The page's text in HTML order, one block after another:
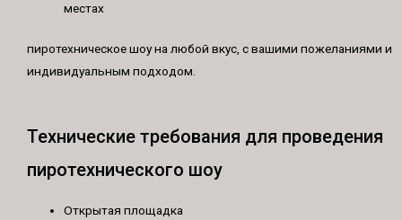
местах
пиротехническое шоу на любой вкус, с вашими пожеланиями и
индивидуальным подходом.
Технические требования для проведения
пиротехнического шоу
Открытая площадка